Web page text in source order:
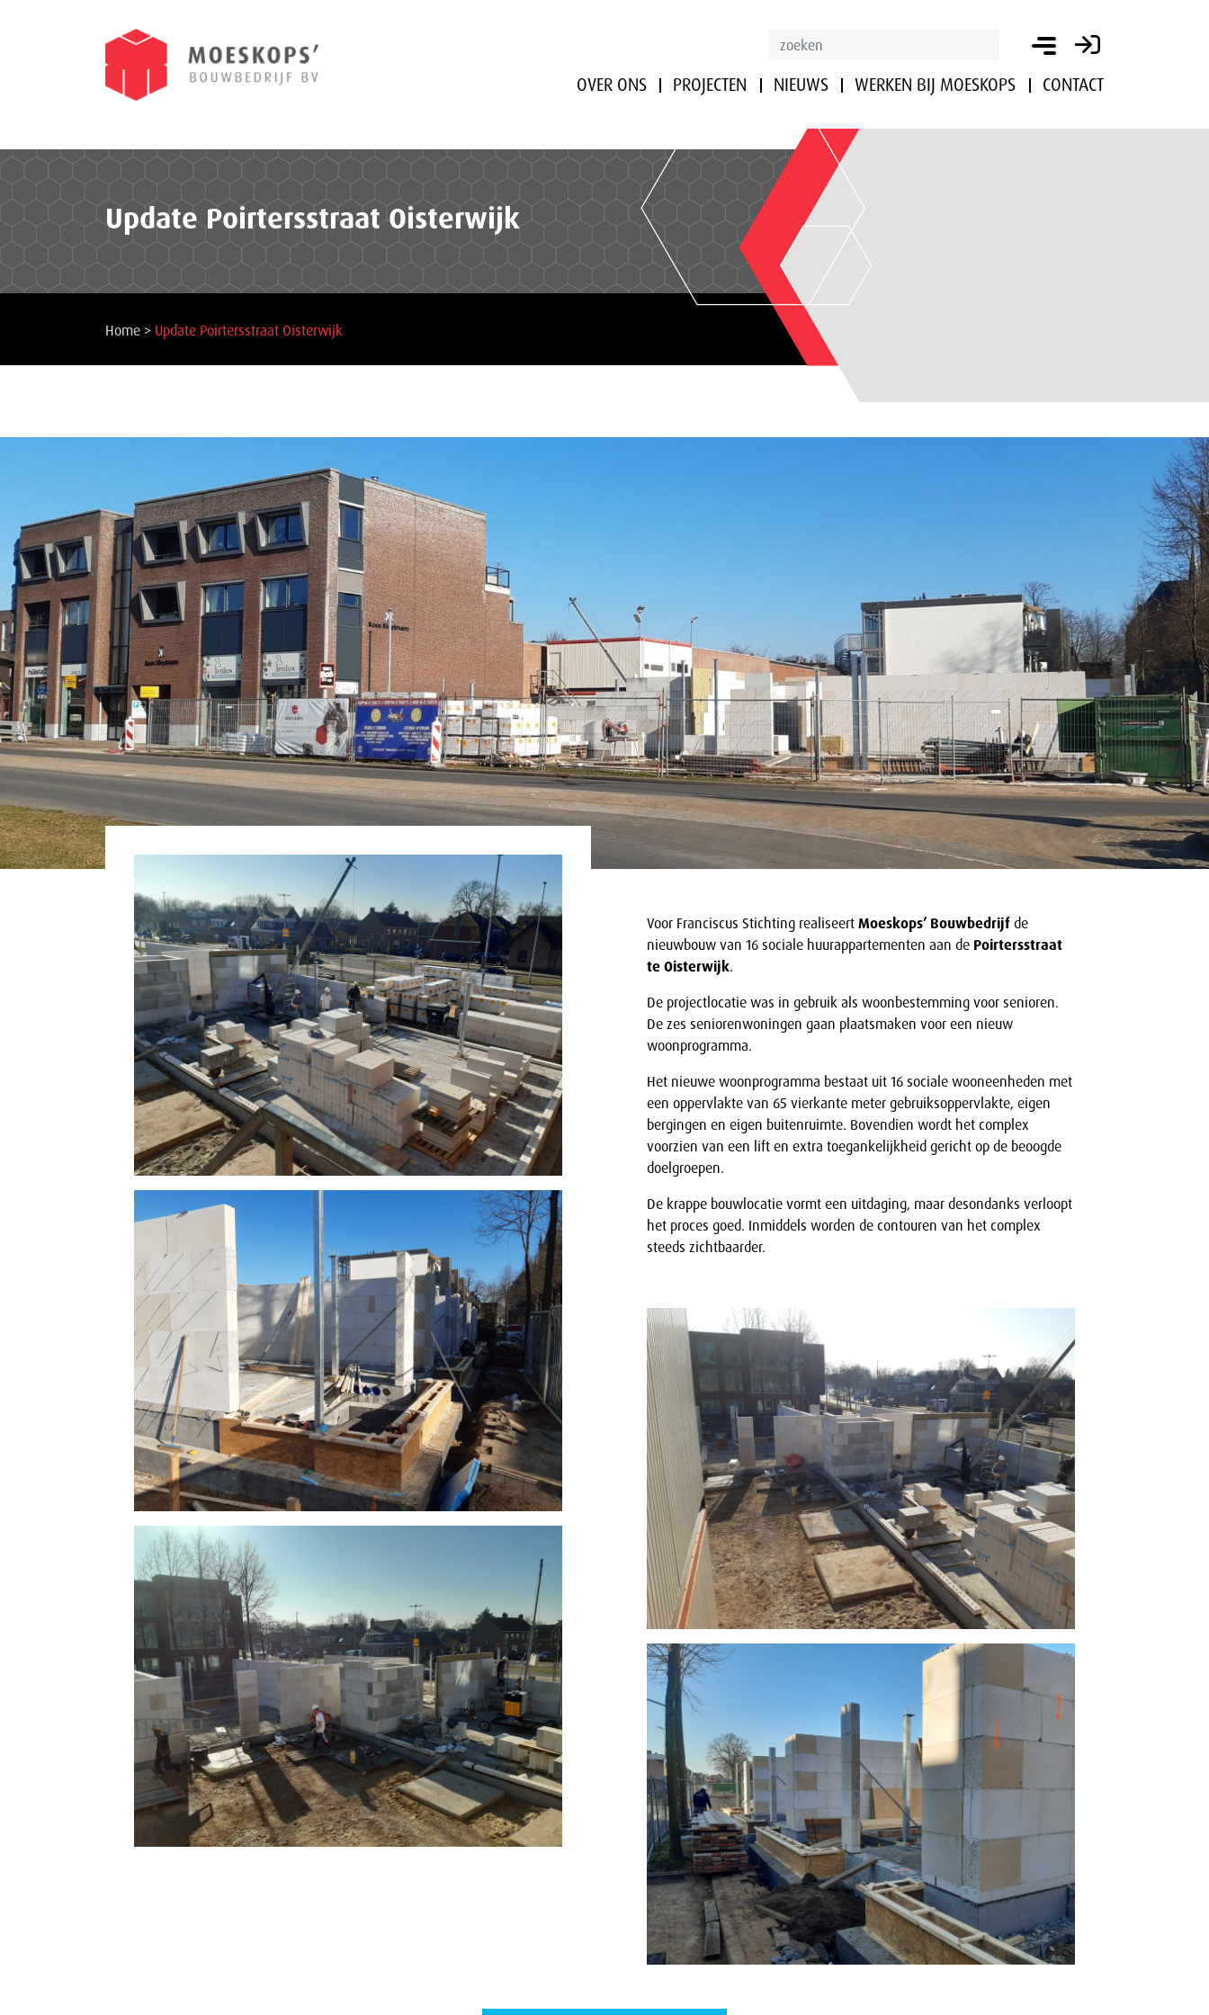
OVER ONS PROJECTEN NIEUWS WERKEN BIJ MOESKOPS CONTACT
Update Poirtersstraat Oisterwijk
Home > Update Poirtersstraat Oisterwijk
Voor Franciscus Stichting realiseert Moeskops’ Bouwbedrijf de
nieuwbouw van 16 sociale huurappartementen aan de Poirtersstraat
te Oisterwijk.
De projectlocatie was in gebruik als woonbestemming voor senioren.
De zes seniorenwoningen gaan plaatsmaken voor een nieuw
woonprogramma.
Het nieuwe woonprogramma bestaat uit 16 sociale wooneenheden met
een oppervlakte van 65 vierkante meter gebruiksoppervlakte, eigen
bergingen en eigen buitenruimte. Bovendien wordt het complex
voorzien van een lift en extra toegankelijkheid gericht op de beoogde
doelgroepen.
De krappe bouwlocatie vormt een uitdaging, maar desondanks verloopt
het proces goed. Inmiddels worden de contouren van het complex
steeds zichtbaarder.